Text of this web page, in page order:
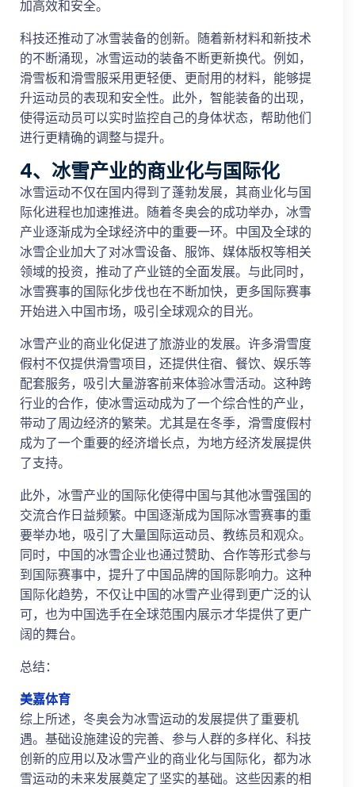
加高效和安全。
科技还推动了冰雪装备的创新。随着新材料和新技术
的不断涌现，冰雪运动的装备不断更新换代。例如，
滑雪板和滑雪服采用更轻便、更耐用的材料，能够提
升运动员的表现和安全性。此外，智能装备的出现，
使得运动员可以实时监控自己的身体状态，帮助他们
进行更精确的调整与提升。
4、冰雪产业的商业化与国际化
冰雪运动不仅在国内得到了蓬勃发展，其商业化与国
际化进程也加速推进。随着冬奥会的成功举办，冰雪
产业逐渐成为全球经济中的重要一环。中国及全球的
冰雪企业加大了对冰雪设备、服饰、媒体版权等相关
领域的投资，推动了产业链的全面发展。与此同时，
冰雪赛事的国际化步伐也在不断加快，更多国际赛事
开始进入中国市场，吸引全球观众的目光。
冰雪产业的商业化促进了旅游业的发展。许多滑雪度
假村不仅提供滑雪项目，还提供住宿、餐饮、娱乐等
配套服务，吸引大量游客前来体验冰雪活动。这种跨
行业的合作，使冰雪运动成为了一个综合性的产业，
带动了周边经济的繁荣。尤其是在冬季，滑雪度假村
成为了一个重要的经济增长点，为地方经济发展提供
了支持。
此外，冰雪产业的国际化使得中国与其他冰雪强国的
交流合作日益频繁。中国逐渐成为国际冰雪赛事的重
要举办地，吸引了大量国际运动员、教练员和观众。
同时，中国的冰雪企业也通过赞助、合作等形式参与
到国际赛事中，提升了中国品牌的国际影响力。这种
国际化趋势，不仅让中国的冰雪产业得到更广泛的认
可，也为中国选手在全球范围内展示才华提供了更广
阔的舞台。
总结：
美嘉体育
综上所述，冬奥会为冰雪运动的发展提供了重要机
遇。基础设施建设的完善、参与人群的多样化、科技
创新的应用以及冰雪产业的商业化与国际化，都为冰
雪运动的未来发展奠定了坚实的基础。这些因素的相